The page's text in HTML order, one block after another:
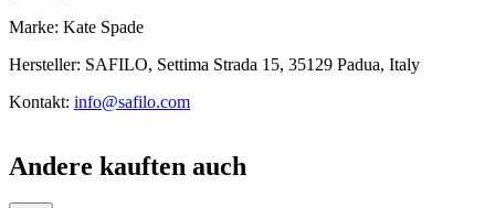
Marke: Kate Spade
Hersteller: SAFILO, Settima Strada 15, 35129 Padua, Italy
Kontakt: info@safilo.com
Andere kauften auch